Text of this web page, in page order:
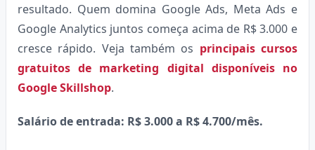
resultado. Quem domina Google Ads, Meta Ads e
Google Analytics juntos começa acima de R$ 3.000 e
cresce rápido. Veja também os principais cursos
gratuitos de marketing digital disponíveis no
Google Skillshop.
Salário de entrada: R$ 3.000 a R$ 4.700/mês.